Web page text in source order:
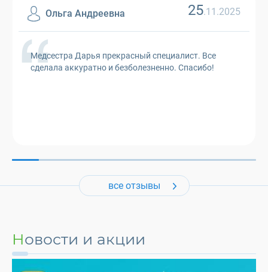
Ольга Андреевна 25.11.2025
Медсестра Дарья прекрасный специалист. Все
сделала аккуратно и безболезненно. Спасибо!
все отзывы
Новости и акции